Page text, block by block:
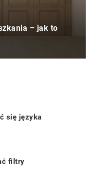
– jak to
się języka
filtry